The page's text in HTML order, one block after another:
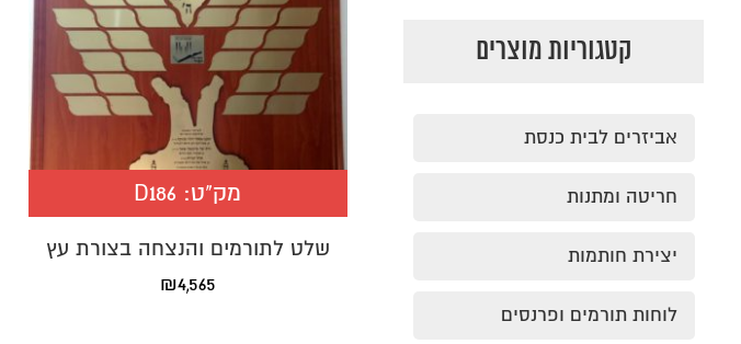
קטגוריות מוצרים
אביזרים לבית כנסת
חריטה ומתנות
יצירת חותמות
לוחות תורמים ופרנסים
מק"ט: D186
שלט לתורמים והנצחה בצורת עץ
₪4,565